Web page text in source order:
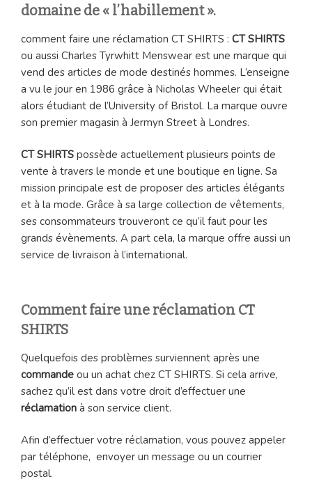
domaine de « l’habillement ».
comment faire une réclamation CT SHIRTS : CT SHIRTS
ou aussi Charles Tyrwhitt Menswear est une marque qui
vend des articles de mode destinés hommes. L’enseigne
a vu le jour en 1986 grâce à Nicholas Wheeler qui était
alors étudiant de l’University of Bristol. La marque ouvre
son premier magasin à Jermyn Street à Londres.
CT SHIRTS possède actuellement plusieurs points de
vente à travers le monde et une boutique en ligne. Sa
mission principale est de proposer des articles élégants
et à la mode. Grâce à sa large collection de vêtements,
ses consommateurs trouveront ce qu’il faut pour les
grands évènements. A part cela, la marque offre aussi un
service de livraison à l’international.
Comment faire une réclamation CT
SHIRTS
Quelquefois des problèmes surviennent après une
commande ou un achat chez CT SHIRTS. Si cela arrive,
sachez qu’il est dans votre droit d’effectuer une
réclamation à son service client.
Afin d’effectuer votre réclamation, vous pouvez appeler
par téléphone, envoyer un message ou un courrier
postal.